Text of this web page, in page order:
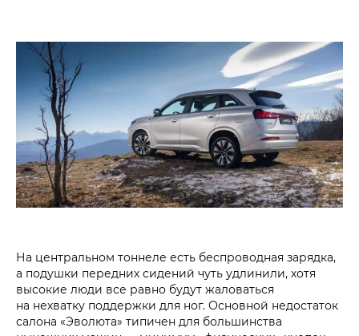
На центральном тоннеле есть беспроводная зарядка,
а подушки передних сидений чуть удлинили, хотя
высокие люди все равно будут жаловаться
на нехватку поддержки для ног. Основной недостаток
салона «Эволюта» типичен для большинства